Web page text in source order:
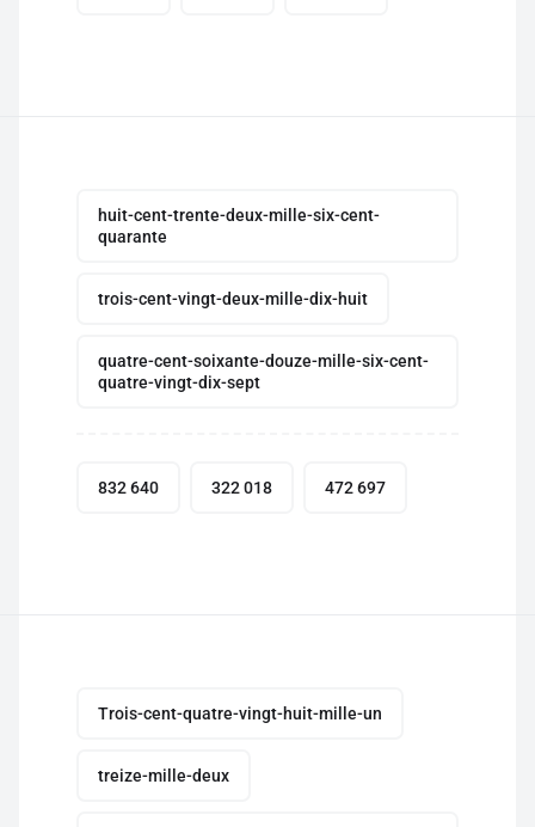
huit-cent-trente-deux-mille-six-cent-
quarante
trois-cent-vingt-deux-mille-dix-huit
quatre-cent-soixante-douze-mille-six-cent-
quatre-vingt-dix-sept
832 640 322 018 472 697
Trois-cent-quatre-vingt-huit-mille-un
treize-mille-deux